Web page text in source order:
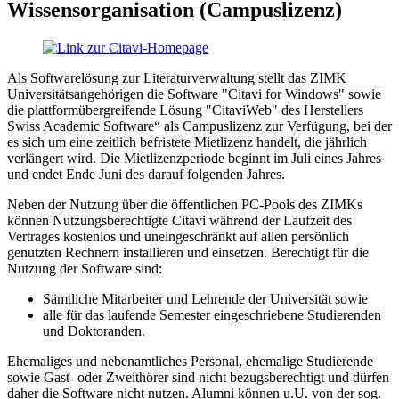
Wissensorganisation (Campuslizenz)
Als Softwarelösung zur Literaturverwaltung stellt das ZIMK
Universitätsangehörigen die Software "Citavi for Windows" sowie
die plattformübergreifende Lösung "CitaviWeb" des Herstellers
Swiss Academic Software“ als Campuslizenz zur Verfügung, bei der
es sich um eine zeitlich befristete Mietlizenz handelt, die jährlich
verlängert wird. Die Mietlizenzperiode beginnt im Juli eines Jahres
und endet Ende Juni des darauf folgenden Jahres.
Neben der Nutzung über die öffentlichen PC-Pools des ZIMKs
können Nutzungsberechtigte Citavi während der Laufzeit des
Vertrages kostenlos und uneingeschränkt auf allen persönlich
genutzten Rechnern installieren und einsetzen. Berechtigt für die
Nutzung der Software sind:
Sämtliche Mitarbeiter und Lehrende der Universität sowie
alle für das laufende Semester eingeschriebene Studierenden
und Doktoranden.
Ehemaliges und nebenamtliches Personal, ehemalige Studierende
sowie Gast- oder Zweithörer sind nicht bezugsberechtigt und dürfen
daher die Software nicht nutzen. Alumni können u.U. von der sog.